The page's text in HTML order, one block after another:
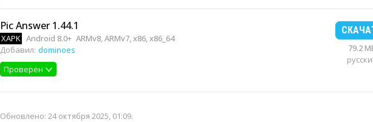
Pic Answer 1.44.1
XAPK Android 8.0+ ARMv8, ARMv7, x86, x86_64
Добавил: dominoes
Проверен
79.2
Обновлено: 24 октября 2025, 01:09.